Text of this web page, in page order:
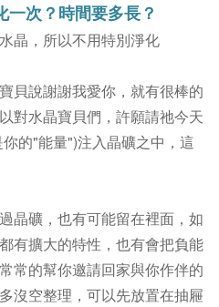
次？時間要多長？
晶，所以不用特別淨化
貝說謝謝我愛你，就有很棒的
對水晶寶貝們，許願請祂今天
的"能量")注入晶礦之中，這
晶礦，也有可能留在裡面，如
有擴大的特性，也有會把負能
常的幫你邀請回家與你作伴的
沒空整理，可以先放置在抽屜